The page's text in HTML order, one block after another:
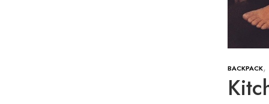
BACKPACK,